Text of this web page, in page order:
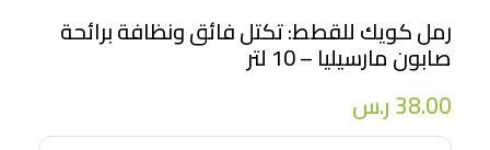
رمل كويك للقطط: تكتل فائق ونظافة برائحة
صابون مارسيليا – 10 لتر
38.00ر.س